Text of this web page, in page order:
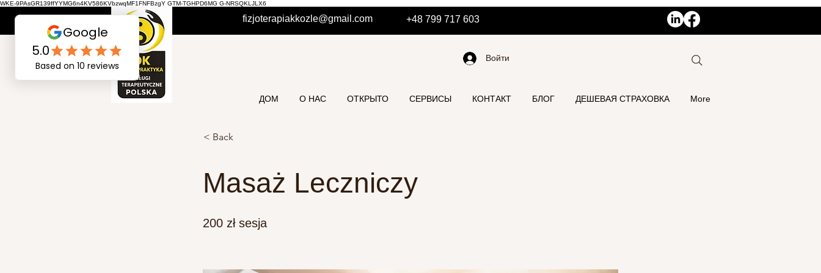
WKE-9PAsGR139ffYYMG6n4KV586KVbzwqMF1FNFBzgY GTM-TGHPD6MG G-NRSQKLJLX6
fizjoterapiakkozle@gmail.com +48 799 717 603
Войти
ДОМ О НАС ОТКРЫТО СЕРВИСЫ КОНТАКТ БЛОГ ДЕШЕВАЯ СТРАХОВКА More
< Back
Masaż Leczniczy
200 zł sesja